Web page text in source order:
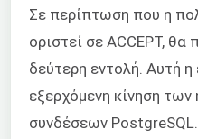
Σε περίπτωση που η
οριστεί σε ACCEPT, θα
δεύτερη εντολή. Αυτή η
εξερχόμενη κίνηση
συνδέσεων